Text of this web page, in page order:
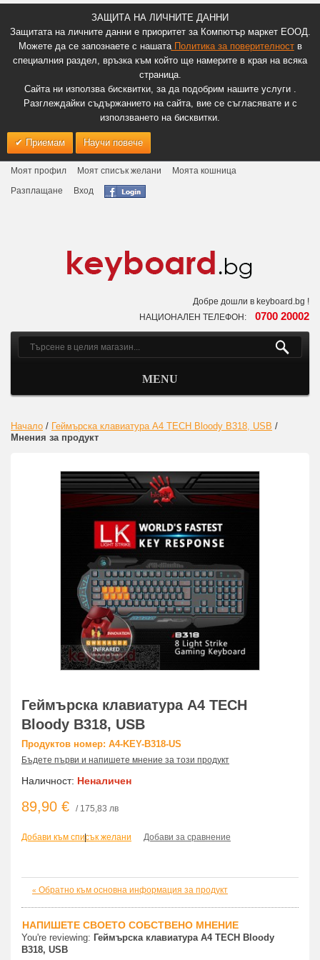
ЗАЩИТА НА ЛИЧНИТЕ ДАННИ
Защитата на личните данни е приоритет за Компютър маркет ЕООД.
Можете да се запознаете с нашатаПолитика за поверителноств
специалния раздел, връзка към който ще намерите в края на всяка
страница.
Сайта ни използва бисквитки, за да подобрим нашите услуги .
Разглеждайки съдържанието на сайта, вие се съгласявате и с
използването на бисквитки.
Приемам Научи повече
Моят профил Моят списък желани
Моята кошница
Разплащане
Вход
Добре дошли в keyboard.bg !
НАЦИОНАЛЕН ТЕЛЕФОН: 0700 20002
MENU
Начало / Геймърска клавиатура A4 TECH Bloody B318, USB /
Мнения за продукт
Геймърска клавиатура A4 TECH
Bloody B318, USB
Продуктов номер: A4-KEY-B318-US
Бъдете първи и напишете мнение за този продукт
Наличност: Неналичен
89,90 € / 175,83 лв
Добави към списък желани
| Добави за сравнение
« Обратно към основна информация за продукт
НАПИШЕТЕ СВОЕТО СОБСТВЕНО МНЕНИЕ
You're reviewing: Геймърска клавиатура A4 TECH Bloody
B318, USB